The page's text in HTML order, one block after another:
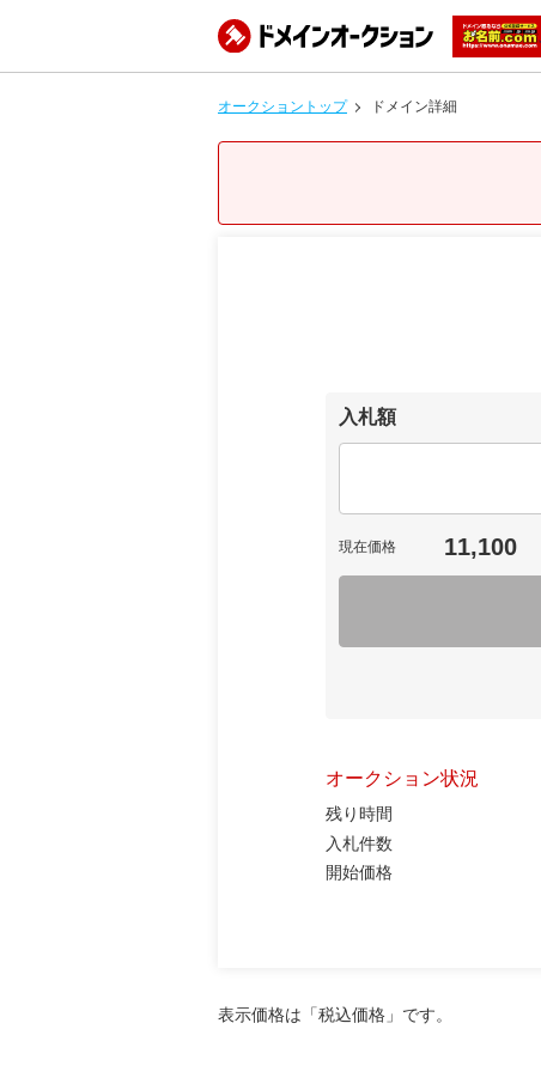
オークショントップ ドメイン詳細
入札額
現在価格 11,100
オークション状況
残り時間
入札件数
開始価格
表示価格は「税込価格」です。